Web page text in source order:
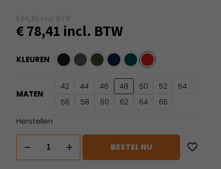
€ 64,80 excl. BTW
€78,41 incl. BTW
KLEUREN
MATEN
42 44 46 48 50 52
54
56
58 60 62 64 66
Herstellen
aantal
BESTEL NU